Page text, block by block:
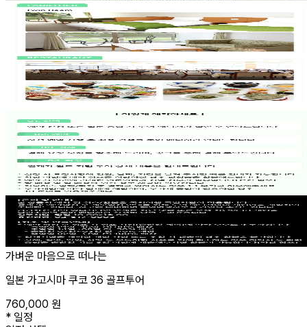
가벼운 마음으로 떠나는
일본 가고시마 쿠코 36 골프투어
760,000 원
* 일정